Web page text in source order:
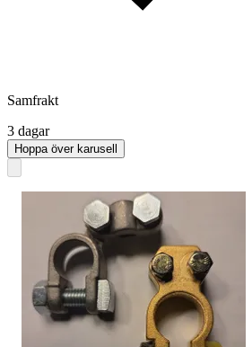
Samfrakt
3 dagar
Hoppa över karusell